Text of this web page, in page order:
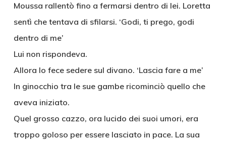
Moussa rallentò fino a fermarsi dentro di lei. Loretta
sentì che tentava di sfilarsi. ‘Godi, ti prego, godi
dentro di me’
Lui non rispondeva.
Allora lo fece sedere sul divano. ‘Lascia fare a me’
In ginocchio tra le sue gambe ricominciò quello che
aveva iniziato.
Quel grosso cazzo, ora lucido dei suoi umori, era
troppo goloso per essere lasciato in pace. La sua